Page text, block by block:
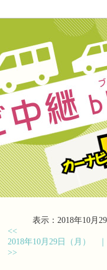
表示：2018年10月29
<<
2018年10月29日（月）
>>